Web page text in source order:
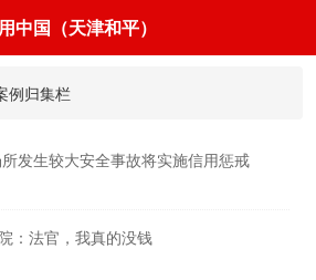
中国（天津和平）
例归集栏
发生较大安全事故将实施信用惩戒
：法官，我真的没钱